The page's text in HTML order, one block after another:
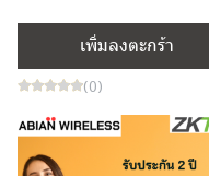
เพิ่มลงตะกร้า
(0)